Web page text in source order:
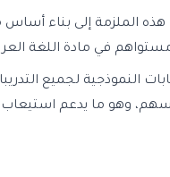
الملزمة إلى بناء أساس
في مادة اللغة
النموذجية لجميع
وهو ما يدعم